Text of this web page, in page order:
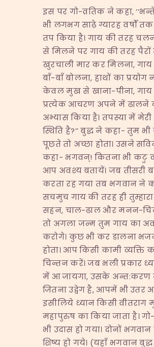
इस पर गो-व्रतिक ने कहा,
भी लगभग साढ़े ग्यारह वर्षों
तप किया है। गाय की तरह
से मिलने पर गाय की तरह पैरों
खुरचाली मार कर मिलना,
बाँ-बाँ बोलना, हाथों का प्रयोग
केवल मुख से खाना-पीना, गाय
प्रत्येक आचरण अपने में ढालने
अभ्यास किया है। तपस्या में मेरी
स्थिति है?’’ बुद्ध ने कहा- तुम
पूछते तो अच्छा होता। उसने
कहा- भगवन्! कितना भी कटु
आप अवश्य बतायें। जब तीसरी
करता रह गया तब भगवान ने
सचमुच गाय की तरह ही
सहन, चाल-ढाल और मनन-
तो अगला जन्म तुम गाय का
करोगे। कुछ भी कर डालना
होता। आप किसी कामी व्यक्ति
चिन्तन करें। जब भली प्रकार
में आ जायगा, उसके अन्त:करण
जितना उद्वेग है, आपमें भी उतर
इसीलिये ध्यान किसी वीतराग
महापुरुष का किया जाता है।
भी उदास हो गया। दोनों
शिष्य हो गये। (यहाँ भगवान